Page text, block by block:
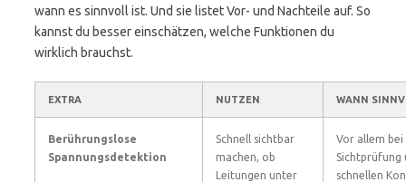
wann es sinnvoll ist. Und sie listet Vor- und Nachteile auf. So
kannst du besser einschätzen, welche Funktionen du
wirklich brauchst.
EXTRA NUTZEN WANN
Berührungslose
Spannungsdetektion
Schnell sichtbar
machen, ob
Leitungen unter
Vor allem bei
Sichtprüfung
schnellen